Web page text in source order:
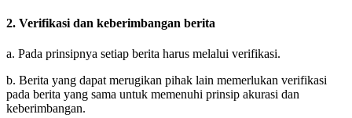
2. Verifikasi dan keberimbangan berita
a. Pada prinsipnya setiap berita harus melalui verifikasi.
b. Berita yang dapat merugikan pihak lain memerlukan verifikasi
pada berita yang sama untuk memenuhi prinsip akurasi dan
keberimbangan.